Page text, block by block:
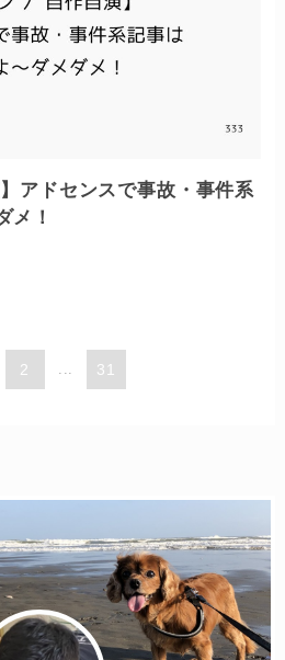
アドセンスで事故・事件系
メ！
2 ... 31